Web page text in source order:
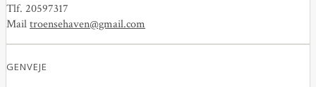
Tlf. 20597317
Mailtroensehaven@gmail.com
GENVEJE